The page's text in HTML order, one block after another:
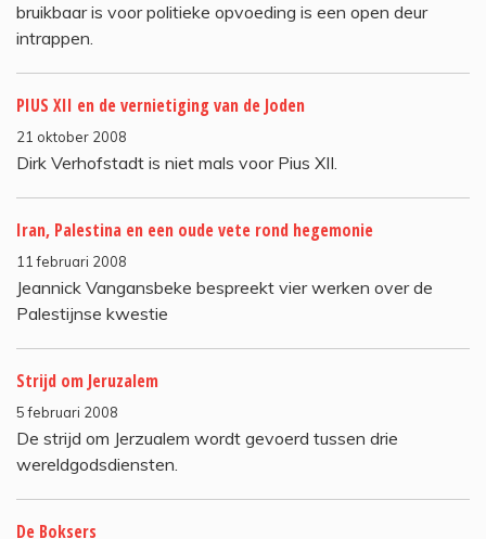
bruikbaar is voor politieke opvoeding is een open deur
intrappen.
PIUS XII en de vernietiging van de Joden
21 oktober 2008
Dirk Verhofstadt is niet mals voor Pius XII.
Iran, Palestina en een oude vete rond hegemonie
11 februari 2008
Jeannick Vangansbeke bespreekt vier werken over de
Palestijnse kwestie
Strijd om Jeruzalem
5 februari 2008
De strijd om Jerzualem wordt gevoerd tussen drie
wereldgodsdiensten.
De Boksers